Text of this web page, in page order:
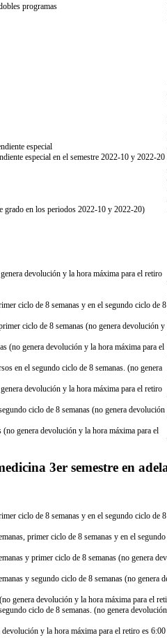
programas
especial
especial en el semestre 2022-10 y 2022-20
grado en los periodos 2022-10 y 2022-20)
devolución y la hora máxima para el retiro
ciclo de 8 semanas y en el segundo ciclo de 8
ciclo de 8 semanas (no genera devolución y
(no genera devolución y la hora máxima para el
en el segundo ciclo de 8 semanas. (no genera
devolución y la hora máxima para el retiro
ciclo de 8 semanas (no genera devolución
genera devolución y la hora máxima para el
3er semestre en
ciclo de 8 semanas y en el segundo ciclo de
primer ciclo de 8 semanas y en el
y primer ciclo de 8 semanas (no genera
y segundo ciclo de 8 semanas (no genera
genera devolución y la hora máxima para el
ciclo de 8 semanas. (no genera
y la hora máxima para el retiro es